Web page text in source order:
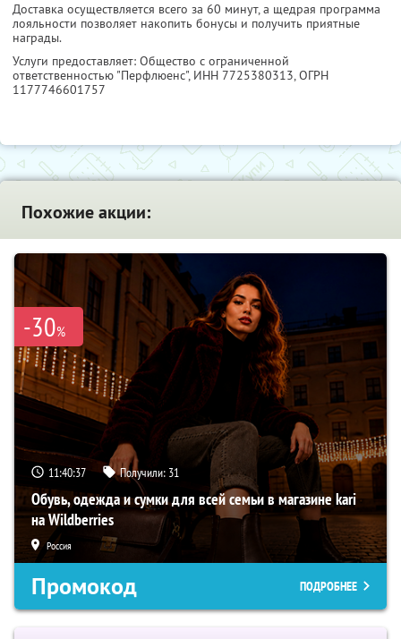
Доставка осуществляется всего за 60 минут, а щедрая программа
лояльности позволяет накопить бонусы и получить приятные
награды.
Услуги предоставляет: Общество с ограниченной
ответственностью "Перфлюенс", ИНН 7725380313, ОГРН
1177746601757
Похожие акции:
-30%
11:40:36 Получили: 31
Обувь, одежда и сумки для всей семьи в магазине kari
на Wildberries
Россия
Промокод ПОДРОБНЕЕ